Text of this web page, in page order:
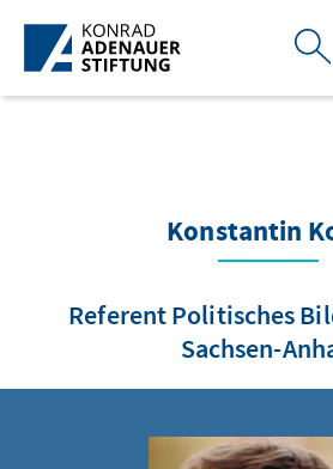
Skip to Main Content
Konstantin
Referent Politisches
Sachsen-